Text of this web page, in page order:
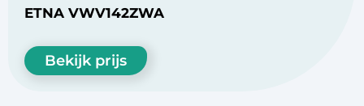
ETNA VWV142ZWA
Bekijk prijs